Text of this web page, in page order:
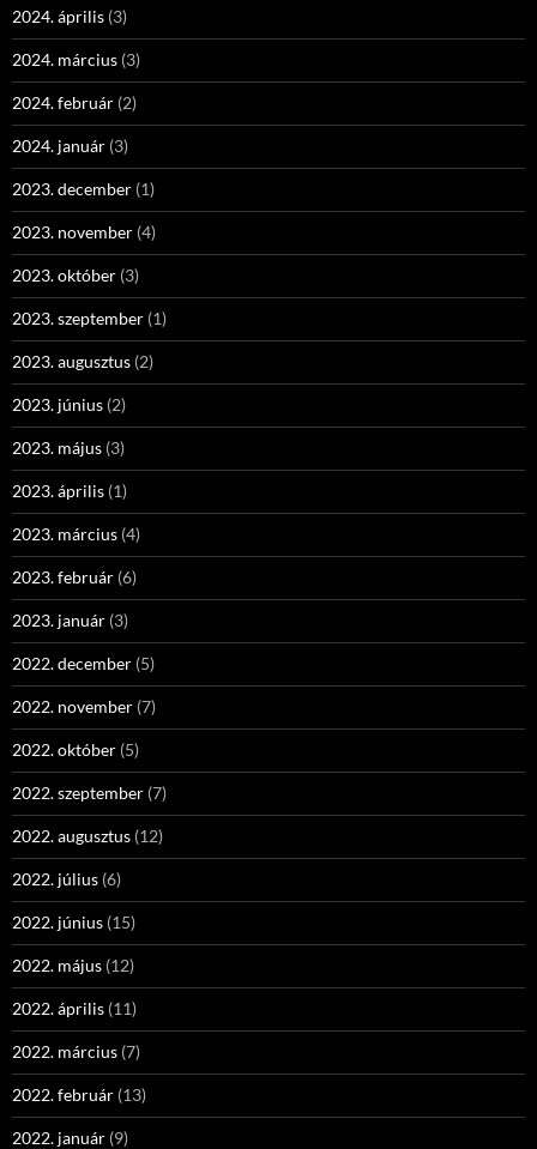
2024. április (3)
2024. március (3)
2024. február (2)
2024. január (3)
2023. december (1)
2023. november (4)
2023. október (3)
2023. szeptember (1)
2023. augusztus (2)
2023. június (2)
2023. május (3)
2023. április (1)
2023. március (4)
2023. február (6)
2023. január (3)
2022. december (5)
2022. november (7)
2022. október (5)
2022. szeptember (7)
2022. augusztus (12)
2022. július (6)
2022. június (15)
2022. május (12)
2022. április (11)
2022. március (7)
2022. február (13)
2022. január (9)